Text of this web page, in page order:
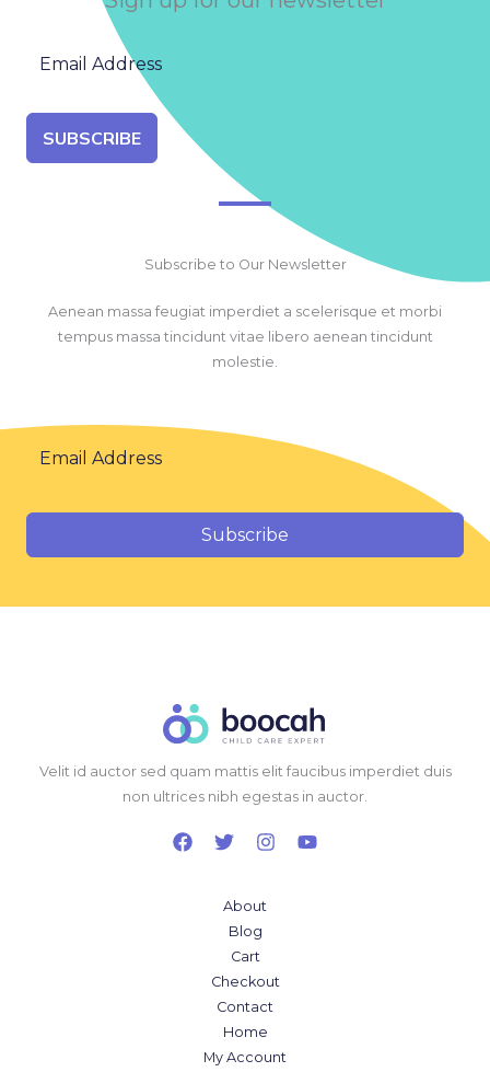
SUBSCRIBE
Subscribe to Our Newsletter
Aenean massa feugiat imperdiet a scelerisque et morbi
tempus massa tincidunt vitae libero aenean tincidunt
molestie.
Subscribe
Velit id auctor sed quam mattis elit faucibus imperdiet duis
non ultrices nibh egestas in auctor.
About
Blog
Cart
Checkout
Contact
Home
My Account